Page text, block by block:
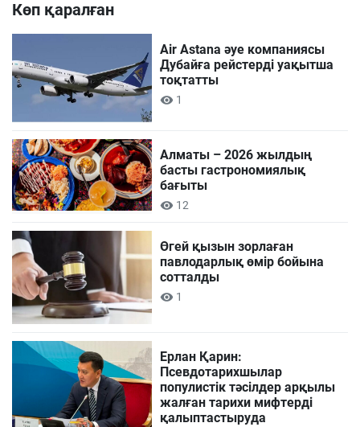
Көп қаралған
Air Astana әуе компаниясы
Дубайға рейстерді уақытша
тоқтатты
1
Алматы – 2026 жылдың
басты гастрономиялық
бағыты
12
Өгей қызын зорлаған
павлодарлық өмір бойына
сотталды
1
Ерлан Қарин:
Псевдотарихшылар
популистік тәсілдер арқылы
жалған тарихи мифтерді
қалыптастыруда